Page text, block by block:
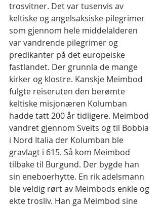
trosvitner. Det var tusenvis av
keltiske og angelsaksiske pilegrimer
som gjennom hele middelalderen
var vandrende pilegrimer og
predikanter på det europeiske
fastlandet. Der grunnla de mange
kirker og klostre. Kanskje Meimbod
fulgte reiseruten den berømte
keltiske misjonæren Kolumban
hadde tatt 200 år tidligere. Meimbod
vandret gjennom Sveits og til Bobbia
i Nord Italia der Kolumban ble
gravlagt i 615. Så kom Meimbod
tilbake til Burgund. Der bygde han
sin eneboerhytte. En rik adelsmann
ble veldig rørt av Meimbods enkle og
ekte trosliv. Han ga Meimbod sine